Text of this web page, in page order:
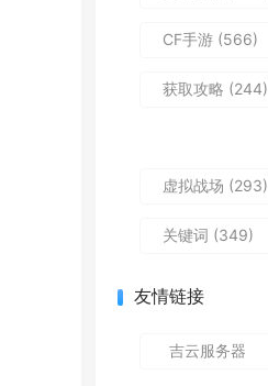
CF手游 (566)
获取攻略 (244)
虚拟战场 (293)
关键词 (349)
友情链接
吉云服务器